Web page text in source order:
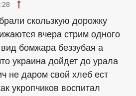
скользкую дорожку
вчера стрим одного
бомжара беззубая а
украина дойдет до урала
не даром свой хлеб ест
укропчиков воспитал